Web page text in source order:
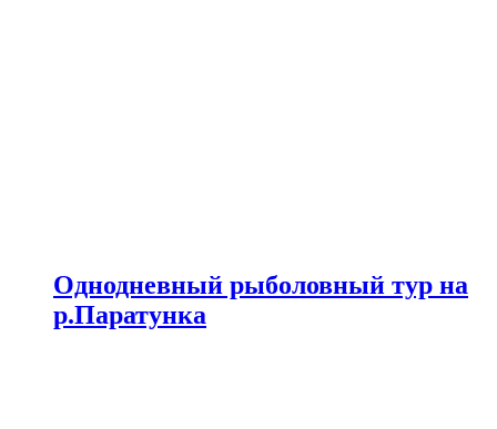
Однодневный рыболовный тур на
р.Паратунка